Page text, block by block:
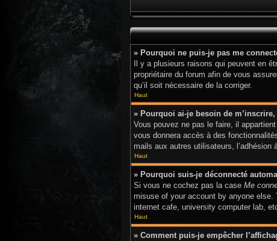
» Pourquoi ne puis-je pas me
Il y a plusieurs raisons qui peuvent en
propriétaire du forum afin de vous
qu’il soit nécessaire de la corriger.
Haut
» Pourquoi ai-je besoin de
Vous pouvez ne pas le faire, il
vous donnera accès à des
mails aux autres utilisateurs, l’adhésion
Haut
» Pourquoi suis-je déconnecté
Si vous ne cochez pas la case Me
misuse of your account by anyone
internet cafe, university computer lab,
Haut
» Comment puis-je empêcher